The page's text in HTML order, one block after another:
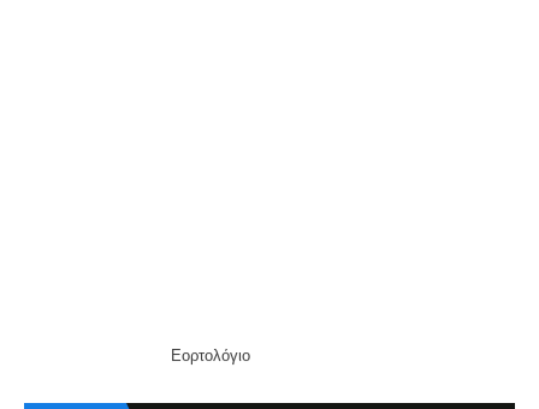
Εορτολόγιο